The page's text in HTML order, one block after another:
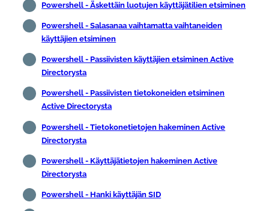
Powershell - Äskettäin luotujen käyttäjätilien etsiminen
Powershell - Salasanaa vaihtamatta vaihtaneiden
käyttäjien etsiminen
Powershell - Passiivisten käyttäjien etsiminen Active
Directorysta
Powershell - Passiivisten tietokoneiden etsiminen
Active Directorysta
Powershell - Tietokonetietojen hakeminen Active
Directorysta
Powershell - Käyttäjätietojen hakeminen Active
Directorysta
Powershell - Hanki käyttäjän SID